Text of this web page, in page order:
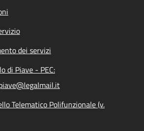
dei servizi
di Piave - PEC:
Telematico Polifunzionale (v.